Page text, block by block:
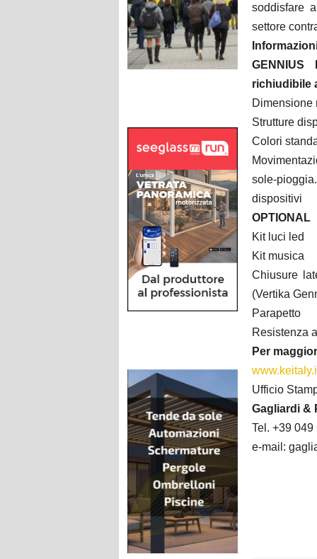
soddisfare
settore
richiudibile
Dimensione
Strutture
Colori
sole-
dispositivi
OPTIONAL
Kit luci led
Kit musica
Chiusure
(Vertika
Parapetto
Resistenza
Per
Ufficio
Gagliardi &
Tel. +39
e-mail: